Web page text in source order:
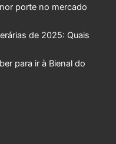
porte no mercado
de 2025: Quais
para ir à Bienal do